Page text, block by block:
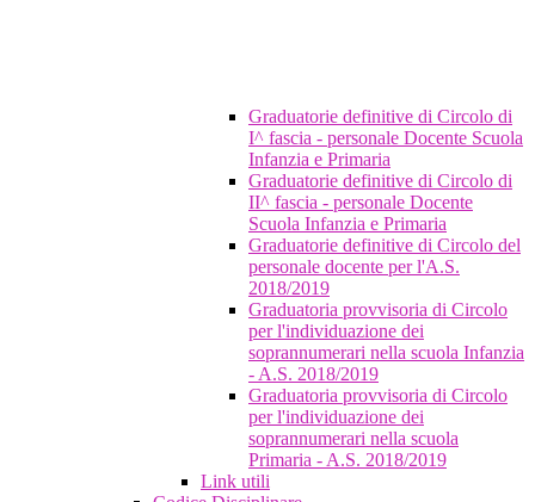
Graduatorie definitive di Circolo di
I^ fascia - personale Docente Scuola
Infanzia e Primaria
Graduatorie definitive di Circolo di
II^ fascia - personale Docente
Scuola Infanzia e Primaria
Graduatorie definitive di Circolo del
personale docente per l'A.S.
2018/2019
Graduatoria provvisoria di Circolo
per l'individuazione dei
soprannumerari nella scuola Infanzia
- A.S. 2018/2019
Graduatoria provvisoria di Circolo
per l'individuazione dei
soprannumerari nella scuola
Primaria - A.S. 2018/2019
Link utili